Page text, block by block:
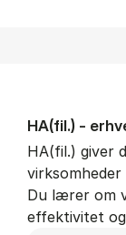
HA(fil.) -
HA(fil.) giver
Du lærer om
effektivitet